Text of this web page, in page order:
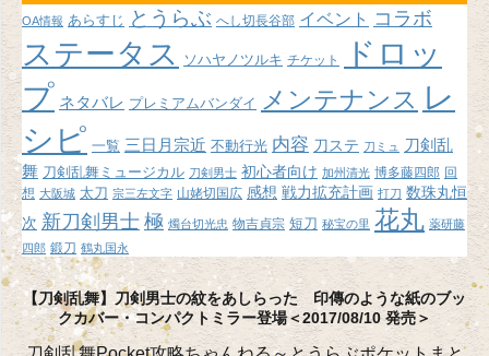
イ
ブ
OA情報 あらすじ とうらぶ へし切長谷部 イベント コラボ
ステータス ソハヤノツルキ チケット
ドロッ
プ ネタバレ プレミアムバンダイ メンテナンス レ
シピ 一覧 三日月宗近 不動行光 内容 刀ステ 刀ミュ
刀剣乱
舞 刀剣乱舞ミュージカル 刀剣男士 初心者向け 加州清光 博多藤四郎 回
想 大阪城 太刀 宗三左文字 山姥切国広 感想 戦力拡充計画 打刀 数珠丸恒
次 新刀剣男士 極 燭台切光忠 物吉貞宗 短刀 秘宝の里 花丸 薬研藤
四郎 鍛刀 鶴丸国永
【刀剣乱舞】刀剣男士の紋をあしらった 印傳のような紙のブッ
クカバー・コンパクトミラー登場＜2017/08/10 発売＞